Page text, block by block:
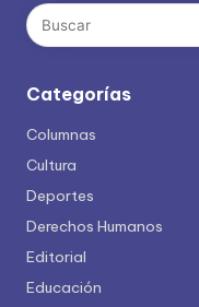
Categorías
Columnas
Cultura
Deportes
Derechos Humanos
Editorial
Educación